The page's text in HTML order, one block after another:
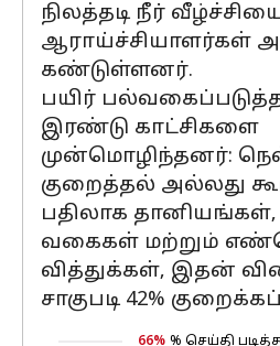
நிலத்தடி நீர்
ஆராய்ச்சியாளர்கள்
கண்டுள்ளனர்.
பயிர்
இரண்டு காட்சிகளை
முன்மொழிந்தனர்: நெல்
குறைத்தல் அல்லது
பதிலாக தானியங்கள்,
வகைகள் மற்றும்
வித்துக்கள், இதன்
சாகுபடி 42%
66% % செய்தி